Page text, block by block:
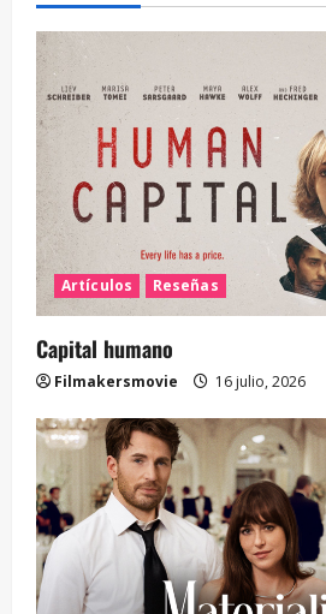
Artículos Reseñas
Capital humano
Filmakersmovie 16 julio, 2026